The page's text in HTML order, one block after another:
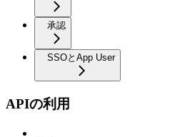
承認
SSOとApp User
APIの利用